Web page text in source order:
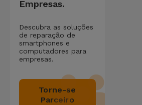
Empresas.
Descubra as soluções
de reparação de
smartphones e
computadores para
empresas.
Torne-se
Parceiro